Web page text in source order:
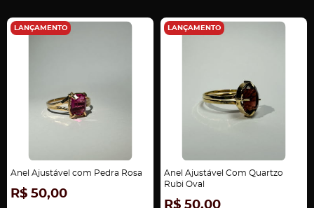
LANÇAMENTO
Anel Ajustável com Pedra Rosa
R$ 50,00
LANÇAMENTO
Anel Ajustável Com Quartzo
Rubi Oval
R$ 50,00